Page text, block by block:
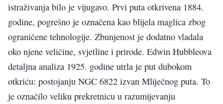
istraživanja bilo je vijugavo. Prvi puta otkrivena 1884.
godine, pogrešno je označena kao blijela maglica zbog
ograničene tehnologije. Zbunjenost je dodatno vladala
oko njene veličine, svjetline i prirode. Edwin Hubbleova
detaljna analiza 1925. godine utrla je put dubokom
otkriću: postojanju NGC 6822 izvan Mliječnog puta. To
je označilo veliku prekretnicu u razumijevanju